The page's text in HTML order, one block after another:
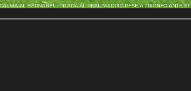
AL BERNABÉU: PITADA AL REAL MADRID PESE A TRIUNFO ANTE